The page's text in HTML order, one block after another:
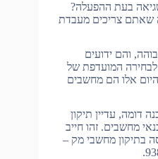
בעת ההפעלה?
שאתם צריכים מעבדת
והם ידועים
המועדפת של
אלו הם מחשבים
דומה, עדיין תיקון
מחשבים. זהו חייב
בתיקון מחשבי מק –